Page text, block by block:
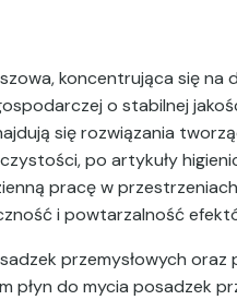
koncentrująca się na
o stabilnej
się rozwiązania
po artykuły
pracę w przestrzeniach
i powtarzalność
przemysłowych oraz
do mycia posadzek